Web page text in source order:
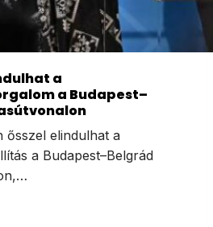
a
a Budapest–
ősszel elindulhat a
a Budapest–Belgrád